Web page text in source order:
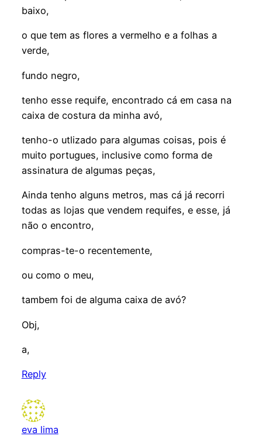
baixo,
o que tem as flores a vermelho e a folhas a
verde,
fundo negro,
tenho esse requife, encontrado cá em casa na
caixa de costura da minha avó,
tenho-o utlizado para algumas coisas, pois é
muito portugues, inclusive como forma de
assinatura de algumas peças,
Ainda tenho alguns metros, mas cá já recorri
todas as lojas que vendem requifes, e esse, já
não o encontro,
compras-te-o recentemente,
ou como o meu,
tambem foi de alguma caixa de avó?
Obj,
a,
Reply
eva lima